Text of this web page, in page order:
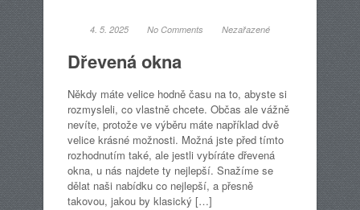
4. 5. 2025 No Comments Nezařazené
Dřevená okna
Někdy máte velice hodně času na to, abyste si
rozmysleli, co vlastně chcete. Občas ale vážně
nevíte, protože ve výběru máte například dvě
velice krásné možnosti. Možná jste před tímto
rozhodnutím také, ale jestli vybíráte dřevená
okna, u nás najdete ty nejlepší. Snažíme se
dělat naši nabídku co nejlepší, a přesně
takovou, jakou by klasický […]